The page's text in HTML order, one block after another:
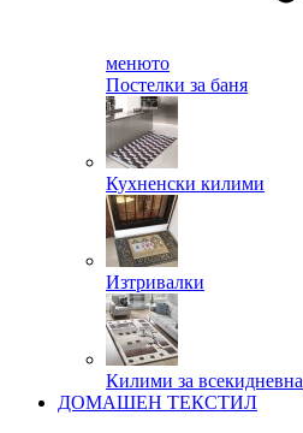
менюто
Постелки за баня
Кухненски килими
Изтривалки
Килими за всекидневна
ДОМАШЕН ТЕКСТИЛ